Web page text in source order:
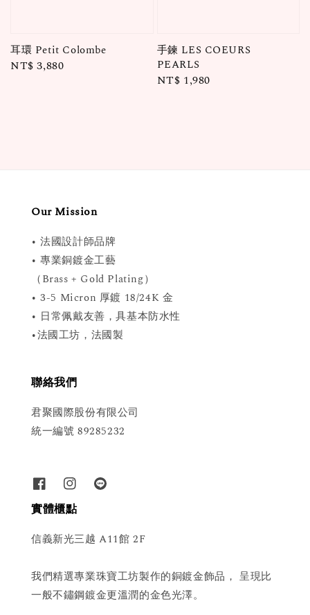
耳環 Petit Colombe
Regular
NT$ 3,880
手鍊 LES COEURS
PEARLS
Regular
NT$ 1,980
Our Mission
• 法國設計師品牌
• 專業銅鍍金工藝
（Brass + Gold Plating）
• 3-5 Micron 厚鍍 18/24K 金
• 日常佩戴友善，具基本防水性
•法國工坊，法國製
聯絡我們
君聚國際股份有限公司
統一編號 89285232
實體櫃點
信義新光三越 A11館 2F
我們精選專業珠寶工坊製作的銅鍍金飾品， 呈現比
一般不鏽鋼鍍金更溫潤的金色光澤。